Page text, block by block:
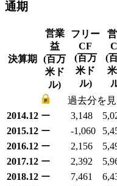
通期
決算期
営業
益
(百万
米ド
ル)
フリー
CF
(百万
米ド
ル)
(
過去分を
2014.12 ー 3,148
2015.12 ー -1,060
2016.12 ー 2,156
2017.12 ー 2,392
2018.12 ー 7,461